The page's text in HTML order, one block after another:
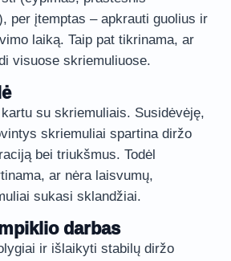
per įtemptas – apkrauti guolius ir
laiką. Taip pat tikrinama, ar
visuose skriemuliuose.
su skriemuliais. Susidėvėję,
skriemuliai spartina diržo
bei triukšmus. Todėl
ar nėra laisvumų,
sukasi sklandžiai.
darbas
ir išlaikyti stabilų diržo